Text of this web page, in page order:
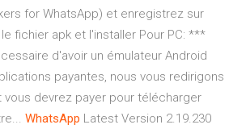
for WhatsApp) et enregistrez sur
fichier apk et l'installer Pour PC: ***
d'avoir un émulateur Android
payantes, nous vous redirigons
vous devrez payer pour télécharger
WhatsApp Latest Version 2.19.230